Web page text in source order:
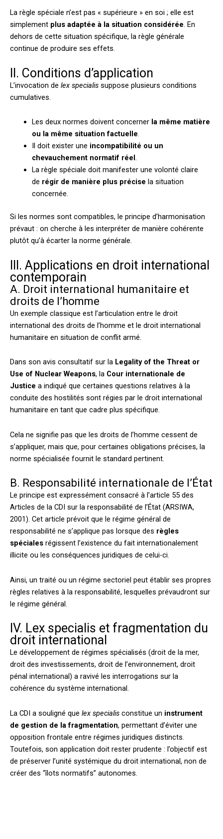
La règle spéciale n’est pas « supérieure » en soi ; elle est
simplement plus adaptée à la situation considérée. En
dehors de cette situation spécifique, la règle générale
continue de produire ses effets.
II. Conditions d’application
L’invocation de lex specialis suppose plusieurs conditions
cumulatives.
Les deux normes doivent concerner la même matière
ou la même situation factuelle.
Il doit exister une incompatibilité ou un
chevauchement normatif réel.
La règle spéciale doit manifester une volonté claire
de régir de manière plus précise la situation
concernée.
Si les normes sont compatibles, le principe d’harmonisation
prévaut : on cherche à les interpréter de manière cohérente
plutôt qu’à écarter la norme générale.
III. Applications en droit international
contemporain
A. Droit international humanitaire et
droits de l’homme
Un exemple classique est l’articulation entre le droit
international des droits de l’homme et le droit international
humanitaire en situation de conflit armé.
Dans son avis consultatif sur la Legality of the Threat or
Use of Nuclear Weapons, la Cour internationale de
Justice a indiqué que certaines questions relatives à la
conduite des hostilités sont régies par le droit international
humanitaire en tant que cadre plus spécifique.
Cela ne signifie pas que les droits de l’homme cessent de
s’appliquer, mais que, pour certaines obligations précises, la
norme spécialisée fournit le standard pertinent.
B. Responsabilité internationale de l’État
Le principe est expressément consacré à l’article 55 des
Articles de la CDI sur la responsabilité de l’État (ARSIWA,
2001). Cet article prévoit que le régime général de
responsabilité ne s’applique pas lorsque des règles
spéciales régissent l’existence du fait internationalement
illicite ou les conséquences juridiques de celui-ci.
Ainsi, un traité ou un régime sectoriel peut établir ses propres
règles relatives à la responsabilité, lesquelles prévaudront sur
le régime général.
IV. Lex specialis et fragmentation du
droit international
Le développement de régimes spécialisés (droit de la mer,
droit des investissements, droit de l’environnement, droit
pénal international) a ravivé les interrogations sur la
cohérence du système international.
La CDI a souligné que lex specialis constitue un instrument
de gestion de la fragmentation, permettant d’éviter une
opposition frontale entre régimes juridiques distincts.
Toutefois, son application doit rester prudente : l’objectif est
de préserver l’unité systémique du droit international, non de
créer des “îlots normatifs” autonomes.